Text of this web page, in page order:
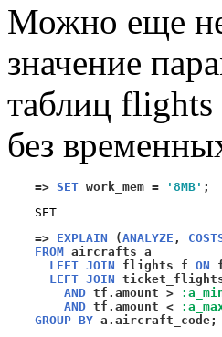
Можно еще
значение
таблиц
без
=> SET work_mem = '8MB' ;
=> EXPLAIN (ANALYZE ,
FROM aircrafts a
LEFT JOIN flights f ON
LEFT JOIN
AND tf.amount >
AND tf.amount <
GROUP BY a.aircraft_code;